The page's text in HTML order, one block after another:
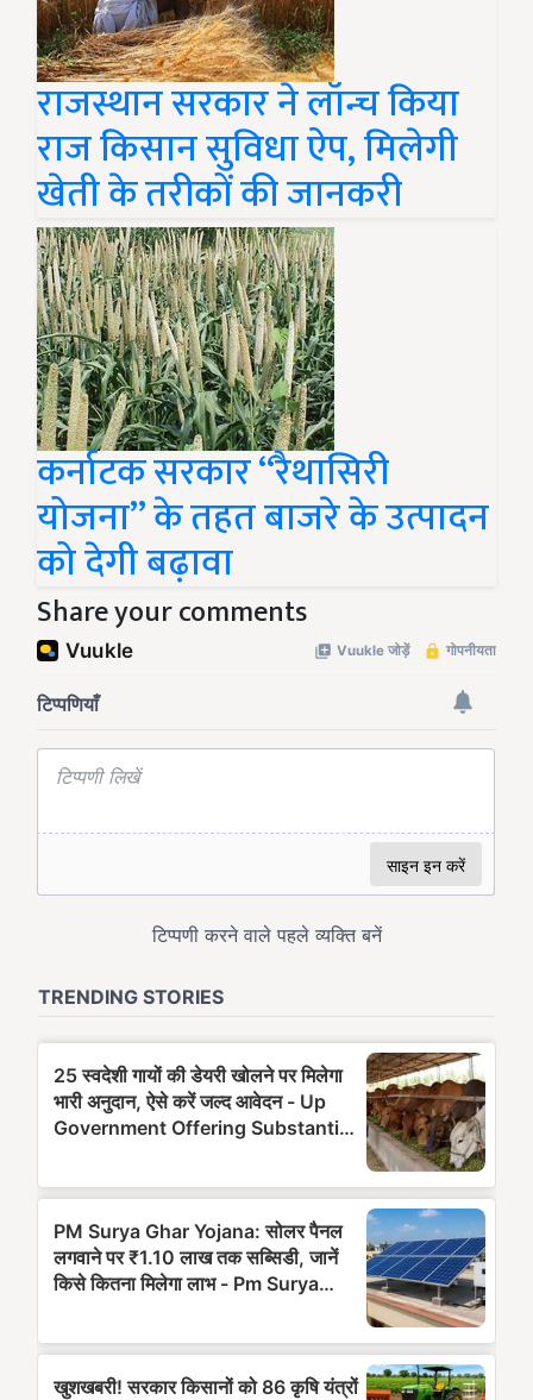
राजस्थान सरकार ने लॉन्च किया
राज किसान सुविधा ऐप, मिलेगी
खेती के तरीकों की जानकरी
कर्नाटक सरकार “रैथासिरी
योजना” के तहत बाजरे के उत्पादन
को देगी बढ़ावा
Share your comments